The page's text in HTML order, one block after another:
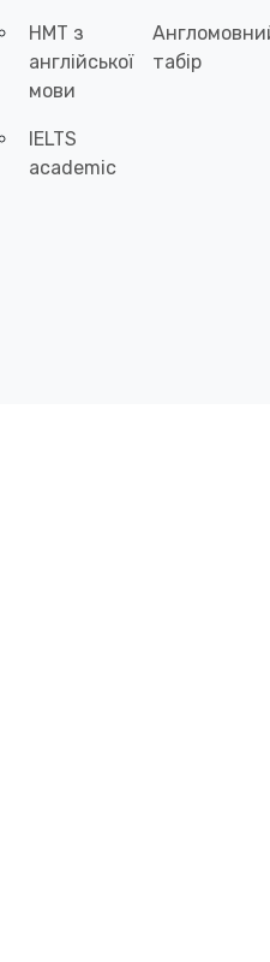
НМТ з
англійської
мови
IELTS
academic
табір